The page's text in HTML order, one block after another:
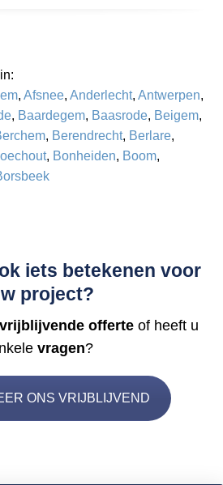
, Afsnee, Anderlecht, Antwerpen,
, Baardegem, Baasrode, Beigem,
, Berendrecht, Berlare,
, Bonheiden, Boom,
iets betekenen voor
project?
offerte of heeft u
vragen?
ONS VRIJBLIJVEND